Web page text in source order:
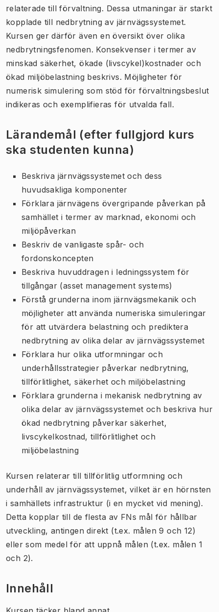
relaterade till förvaltning. Dessa utmaningar är starkt
kopplade till nedbrytning av järnvägssystemet.
Kursen ger därför även en översikt över olika
nedbrytningsfenomen. Konsekvenser i termer av
minskad säkerhet, ökade (livscykel)kostnader och
ökad miljöbelastning beskrivs. Möjligheter för
numerisk simulering som stöd för förvaltningsbeslut
indikeras och exemplifieras för utvalda fall.
Lärandemål (efter fullgjord kurs
ska studenten kunna)
Beskriva järnvägssystemet och dess
huvudsakliga komponenter
Förklara järnvägens övergripande påverkan på
samhället i termer av marknad, ekonomi och
miljöpåverkan
Beskriv de vanligaste spår- och
fordonskoncepten
Beskriva huvuddragen i ledningssystem för
tillgångar (asset management systems)
Förstå grunderna inom järnvägsmekanik och
möjligheter att använda numeriska simuleringar
för att utvärdera belastning och prediktera
nedbrytning av olika delar av järnvägssystemet
Förklara hur olika utformningar och
underhållsstrategier påverkar nedbrytning,
tillförlitlighet, säkerhet och miljöbelastning
Förklara grunderna i mekanisk nedbrytning av
olika delar av järnvägssystemet och beskriva hur
ökad nedbrytning påverkar säkerhet,
livscykelkostnad, tillförlitlighet och
miljöbelastning
Kursen relaterar till tillförlitlig utformning och
underhåll av järnvägssystemet, vilket är en hörnsten
i samhällets infrastruktur (i en mycket vid mening).
Detta kopplar till de flesta av FNs mål för hållbar
utveckling, antingen direkt (t.ex. målen 9 och 12)
eller som medel för att uppnå målen (t.ex. målen 1
och 2).
Innehåll